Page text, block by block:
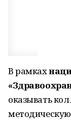
В рамках
оказывать